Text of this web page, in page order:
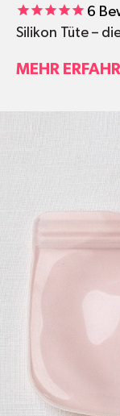
6
Silikon Tüte –
MEHR